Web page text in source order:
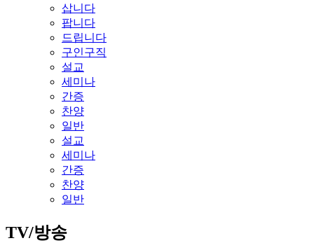
삽니다
팝니다
드립니다
구인구직
설교
세미나
간증
찬양
일반
설교
세미나
간증
찬양
일반
TV/방송